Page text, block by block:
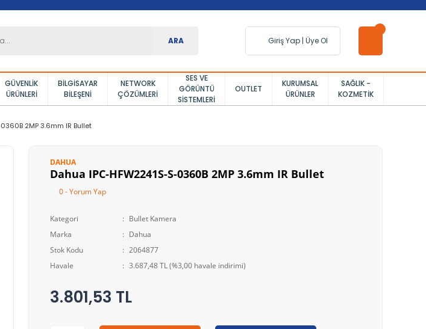
ARA Giriş Yap | Üye Ol
GÜVENLIK
ÜRÜNLERI
BILGISAYAR
BILEŞENI
NETWORK
ÇÖZÜMLERI
SES VE
GÖRÜNTÜ
SISTEMLERI
OUTLET
KURUMSAL
ÜRÜNLER
SAĞLIK -
KOZMETIK
2MP 3.6mm IR Bullet
DAHUA
Dahua IPC-HFW2241S-S-0360B 2MP 3.6mm IR Bullet
0 - Yorum Yap
Kategori
Bullet Kamera
Marka
Dahua
Stok Kodu
2064877
Havale
3.687,48 TL (%3,00 havale indirimi)
3.801,53 TL